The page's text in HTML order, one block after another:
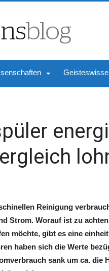
Reinigung
Strom. Worauf ist zu
möchte, gibt es eine
haben sich die Werte
sank um ca. die